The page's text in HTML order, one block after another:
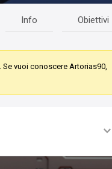
Info Obiettivi
vuoi conoscere Artorias90,